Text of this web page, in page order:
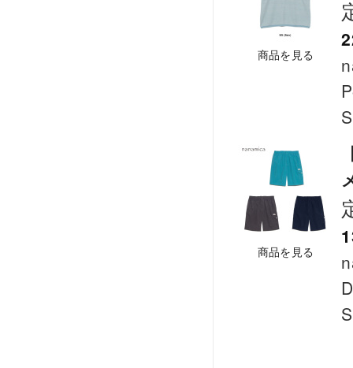
商品を見る
商品を見る